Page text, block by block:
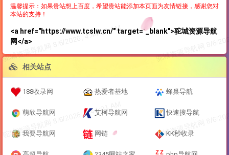
温馨提示：如果贵站想上百度，希望贵站能添加本页面为友情链接，感谢您对
本站的支持！
<a href="https://www.tcslw.cn/" target="_blank">驼城资源导航
网</a>
相关站点
188收录网 热爱者基地 蜂巢导航
萌欣导航网 艾柯导航网 快速搜导航
我要导航网 网链 KK秒收录